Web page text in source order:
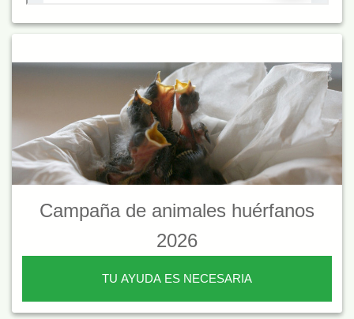
Campaña de animales huérfanos
2026
TU AYUDA ES NECESARIA